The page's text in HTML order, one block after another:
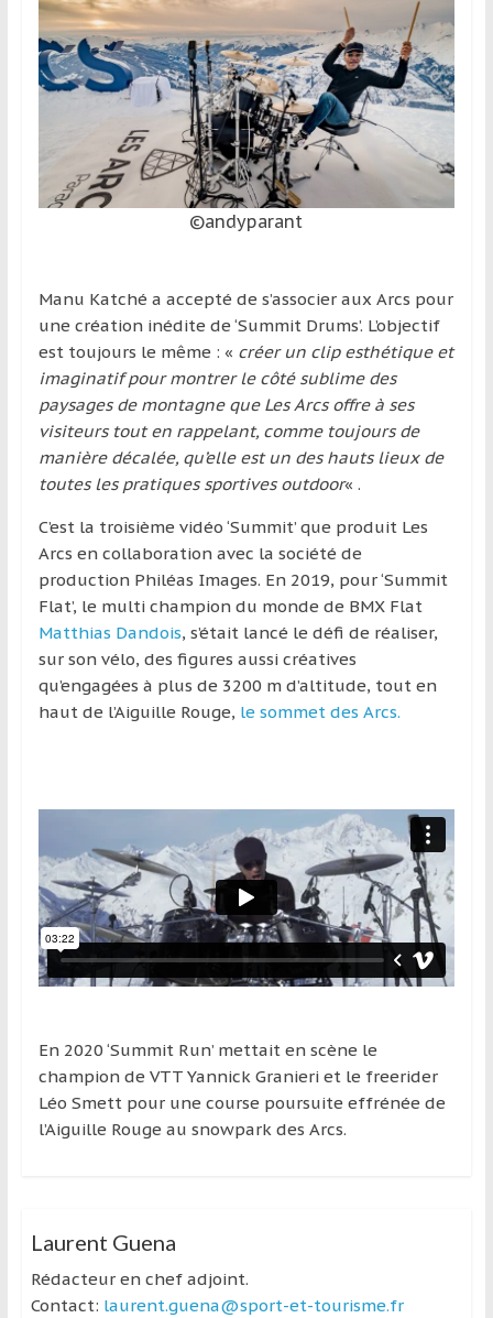
l’étranger
pour
assouvir
passion,
tout
en
découverte
culturelle
d’un
pays
d’une
région
©andyparant
Manu Katché a accepté de s’associer aux Arcs pour
une création inédite de ‘Summit Drums’. L’objectif
est toujours le même : « créer un clip esthétique et
imaginatif pour montrer le côté sublime des
paysages de montagne que Les Arcs offre à ses
visiteurs tout en rappelant, comme toujours de
manière décalée, qu’elle est un des hauts lieux de
toutes les pratiques sportives outdoor« .
C’est la troisième vidéo ‘Summit’ que produit Les
Arcs en collaboration avec la société de
production Philéas Images. En 2019, pour ‘Summit
Flat’, le multi champion du monde de BMX Flat
Matthias Dandois, s’était lancé le défi de réaliser,
sur son vélo, des figures aussi créatives
qu’engagées à plus de 3200 m d’altitude, tout en
haut de l’Aiguille Rouge, le sommet des Arcs.
En 2020 ‘Summit Run’ mettait en scène le
champion de VTT Yannick Granieri et le freerider
Léo Smett pour une course poursuite effrénée de
l’Aiguille Rouge au snowpark des Arcs.
Laurent Guena
Rédacteur en chef adjoint.
Contact: laurent.guena@sport-et-tourisme.fr